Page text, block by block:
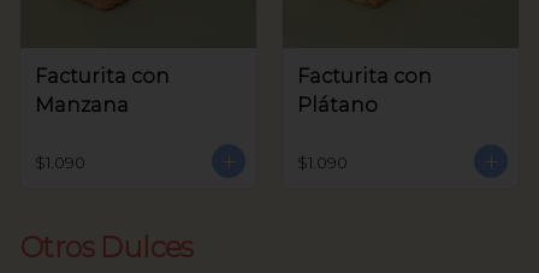
Facturita con
Manzana
$1.090
Facturita con
Plátano
$1.090
Otros Dulces